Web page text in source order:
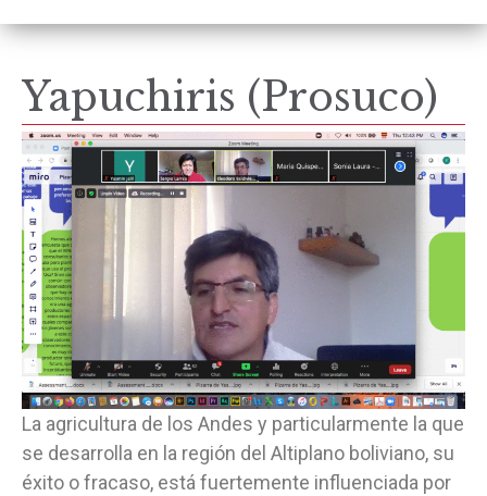
Yapuchiris (Prosuco)
La agricultura de los Andes y particularmente la que
se desarrolla en la región del Altiplano boliviano, su
éxito o fracaso, está fuertemente influenciada por